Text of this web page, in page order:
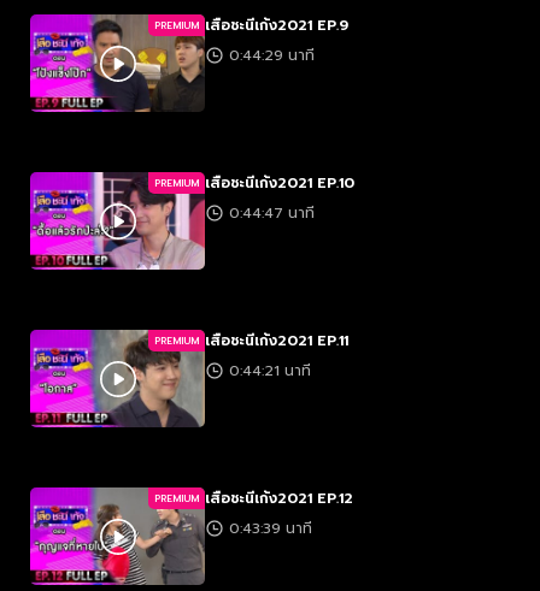
PREMIUM เสือชะนีเก้ง2021 EP.9
0:44:29 นาที
PREMIUM เสือชะนีเก้ง2021 EP.10
0:44:47 นาที
PREMIUM เสือชะนีเก้ง2021 EP.11
0:44:21 นาที
PREMIUM เสือชะนีเก้ง2021 EP.12
0:43:39 นาที